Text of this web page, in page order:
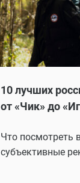
10 лучших
от «Чик» до
Что посмотреть
субъективные